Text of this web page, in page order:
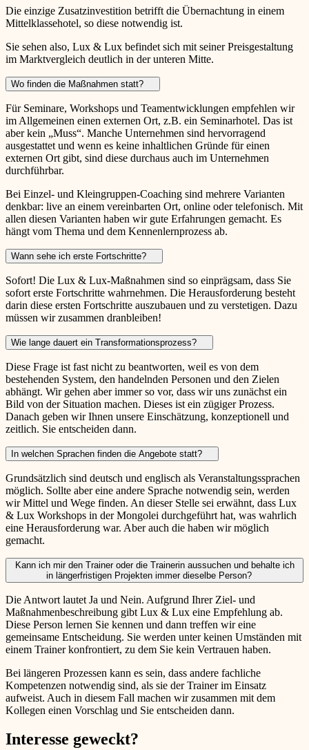
Die einzige Zusatzinvestition betrifft die Übernachtung in einem
Mittelklassehotel, so diese notwendig ist.
Sie sehen also, Lux & Lux befindet sich mit seiner Preisgestaltung
im Marktvergleich deutlich in der unteren Mitte.
Wo finden die Maßnahmen statt?
Für Seminare, Workshops und Teamentwicklungen empfehlen wir
im Allgemeinen einen externen Ort, z.B. ein Seminarhotel. Das ist
aber kein „Muss“. Manche Unternehmen sind hervorragend
ausgestattet und wenn es keine inhaltlichen Gründe für einen
externen Ort gibt, sind diese durchaus auch im Unternehmen
durchführbar.
Bei Einzel- und Kleingruppen-Coaching sind mehrere Varianten
denkbar: live an einem vereinbarten Ort, online oder telefonisch. Mit
allen diesen Varianten haben wir gute Erfahrungen gemacht. Es
hängt vom Thema und dem Kennenlernprozess ab.
Wann sehe ich erste Fortschritte?
Sofort! Die Lux & Lux-Maßnahmen sind so einprägsam, dass Sie
sofort erste Fortschritte wahrnehmen. Die Herausforderung besteht
darin diese ersten Fortschritte auszubauen und zu verstetigen. Dazu
müssen wir zusammen dranbleiben!
Wie lange dauert ein Transformationsprozess?
Diese Frage ist fast nicht zu beantworten, weil es von dem
bestehenden System, den handelnden Personen und den Zielen
abhängt. Wir gehen aber immer so vor, dass wir uns zunächst ein
Bild von der Situation machen. Dieses ist ein zügiger Prozess.
Danach geben wir Ihnen unsere Einschätzung, konzeptionell und
zeitlich. Sie entscheiden dann.
In welchen Sprachen finden die Angebote statt?
Grundsätzlich sind deutsch und englisch als Veranstaltungssprachen
möglich. Sollte aber eine andere Sprache notwendig sein, werden
wir Mittel und Wege finden. An dieser Stelle sei erwähnt, dass Lux
& Lux Workshops in der Mongolei durchgeführt hat, was wahrlich
eine Herausforderung war. Aber auch die haben wir möglich
gemacht.
Kann ich mir den Trainer oder die Trainerin aussuchen und behalte ich
in längerfristigen Projekten immer dieselbe Person?
Die Antwort lautet Ja und Nein. Aufgrund Ihrer Ziel- und
Maßnahmenbeschreibung gibt Lux & Lux eine Empfehlung ab.
Diese Person lernen Sie kennen und dann treffen wir eine
gemeinsame Entscheidung. Sie werden unter keinen Umständen mit
einem Trainer konfrontiert, zu dem Sie kein Vertrauen haben.
Bei längeren Prozessen kann es sein, dass andere fachliche
Kompetenzen notwendig sind, als sie der Trainer im Einsatz
aufweist. Auch in diesem Fall machen wir zusammen mit dem
Kollegen einen Vorschlag und Sie entscheiden dann.
Interesse geweckt?